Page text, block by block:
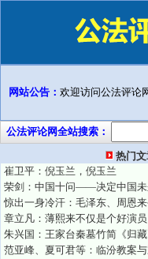
网站公告： 欢迎访问公法评论
公法评论网全站搜索：
热门文
崔卫平：倪玉兰，倪玉兰
荣剑：中国十问——决定中国未
惊出一身冷汗：毛泽东、周恩
章立凡：薄熙来不仅是个好演员
朱兴国：王家台秦墓竹简《归
范亚峰、夏可君等：临汾教案